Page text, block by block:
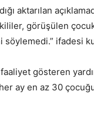
aktarılan
görüşülen
ifadesi
faaliyet gösteren
ay en az 30